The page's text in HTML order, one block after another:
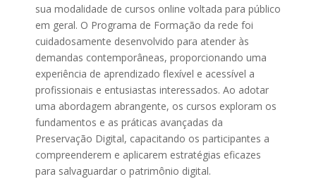
sua modalidade de cursos online voltada para público
em geral. O Programa de Formação da rede foi
cuidadosamente desenvolvido para atender às
demandas contemporâneas, proporcionando uma
experiência de aprendizado flexível e acessível a
profissionais e entusiastas interessados. Ao adotar
uma abordagem abrangente, os cursos exploram os
fundamentos e as práticas avançadas da
Preservação Digital, capacitando os participantes a
compreenderem e aplicarem estratégias eficazes
para salvaguardar o patrimônio digital.